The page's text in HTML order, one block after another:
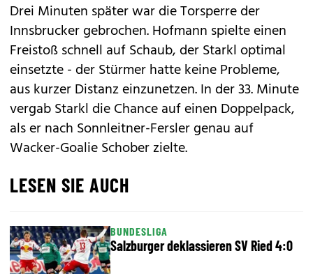
Drei Minuten später war die Torsperre der
Innsbrucker gebrochen. Hofmann spielte einen
Freistoß schnell auf Schaub, der Starkl optimal
einsetzte - der Stürmer hatte keine Probleme,
aus kurzer Distanz einzunetzen. In der 33. Minute
vergab Starkl die Chance auf einen Doppelpack,
als er nach Sonnleitner-Fersler genau auf
Wacker-Goalie Schober zielte.
LESEN SIE AUCH
BUNDESLIGA
Salzburger deklassieren SV Ried 4:0